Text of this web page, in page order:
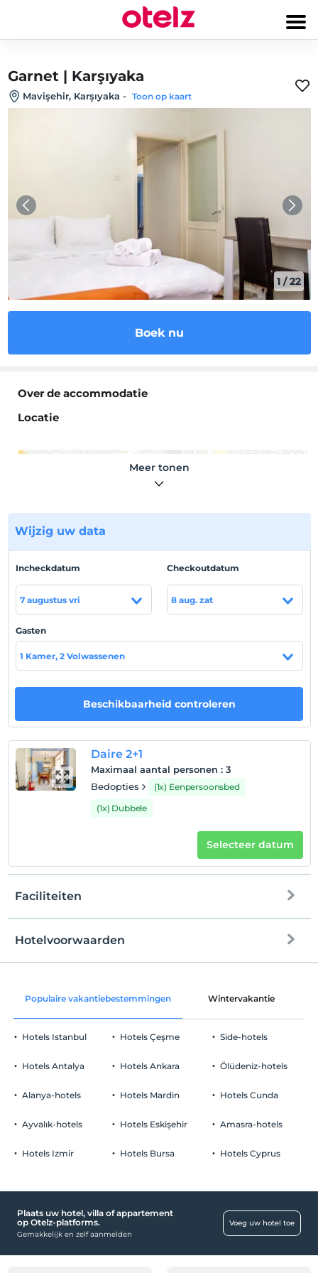
Garnet | Karşıyaka
Mavişehir, Karşıyaka - Toon op kaart
1 /22
Boek nu
Over de accommodatie
Locatie
Hotelvoorwaarden
Check in
Na 15:00
Uitchecken
Voor 11:00
Huisdieren niet toegestaan
roken
rookvrije kamers
kinderen
Baby's jonger dan 2 worden niet in rekening gebracht
1 kind(eren) tot de leeftijd van 12 per kamer
wordt/worden niet in rekening gebracht
Meer tonen
Wijzig uw data
Incheckdatum
7 augustus vri
Checkoutdatum
8 aug. zat
Gasten
1 Kamer, 2 Volwassenen
Beschikbaarheid controleren
Daire 2+1
Maximaal aantal personen : 3
Bedopties
(1x) Eenpersoonsbed
(1x) Dubbele
Selecteer datum
Faciliteiten
Gemeenschappelijke ruimtes en alle
Verwarming
Hotelvoorwaarden
Check in
Uitchecken
Voor 11:00
huisdier
Baby's jonger dan 2 worden niet in rekening gebracht
Populaire vakantiebestemmingen Wintervakantie
Hotels Istanbul
Hotels Antalya
Alanya-hotels
Ayvalık-hotels
Hotels Izmir
Hotels Çeşme
Hotels Ankara
Hotels Mardin
Hotels Eskişehir
Hotels Bursa
Side-hotels
Ölüdeniz-hotels
Hotels Cunda
Amasra-hotels
Hotels Cyprus
Plaats uw hotel, villa of appartement
op Otelz-platforms.
Gemakkelijk en zelf aanmelden
Voeg uw hotel toe